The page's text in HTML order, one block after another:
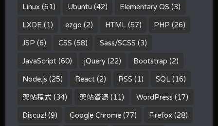
Linux (51) Ubuntu (42) Elementary OS (3)
LXDE (1) ezgo (2) HTML (57) PHP (26)
JSP (6) CSS (58) Sass/SCSS (3)
JavaScript (60) jQuery (22) Bootstrap (2)
Node.js (25) React (2) RSS (1) SQL (16)
架站程式 (34) 架站資源 (11) WordPress (17)
Discuz! (9) Google Chrome (77) Firefox (28)